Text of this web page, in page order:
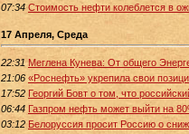
07:34 Стоимость нефти колеблется в
17 Апреля, Среда
22:31 Меглена Кунева: От общего
21:06 «Роснефть» укрепила свои
17:52 Георгий Бовт о том, что
06:44 Газпром нефть может выйти на
03:12 Белоруссия просит Россию о